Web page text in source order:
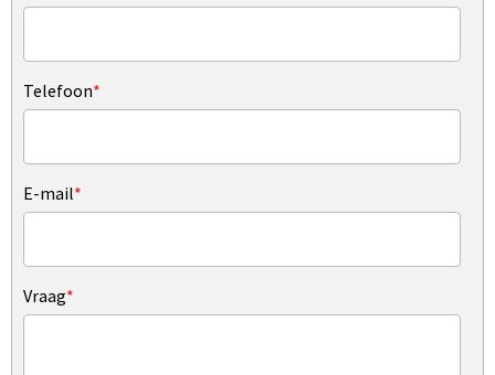
Telefoon*
E-mail*
Vraag*